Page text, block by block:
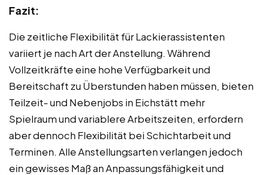
Fazit:
Die zeitliche Flexibilität für Lackierassistenten
variiert je nach Art der Anstellung. Während
Vollzeitkräfte eine hohe Verfügbarkeit und
Bereitschaft zu Überstunden haben müssen, bieten
Teilzeit- und Nebenjobs in Eichstätt mehr
Spielraum und variablere Arbeitszeiten, erfordern
aber dennoch Flexibilität bei Schichtarbeit und
Terminen. Alle Anstellungsarten verlangen jedoch
ein gewisses Maß an Anpassungsfähigkeit und